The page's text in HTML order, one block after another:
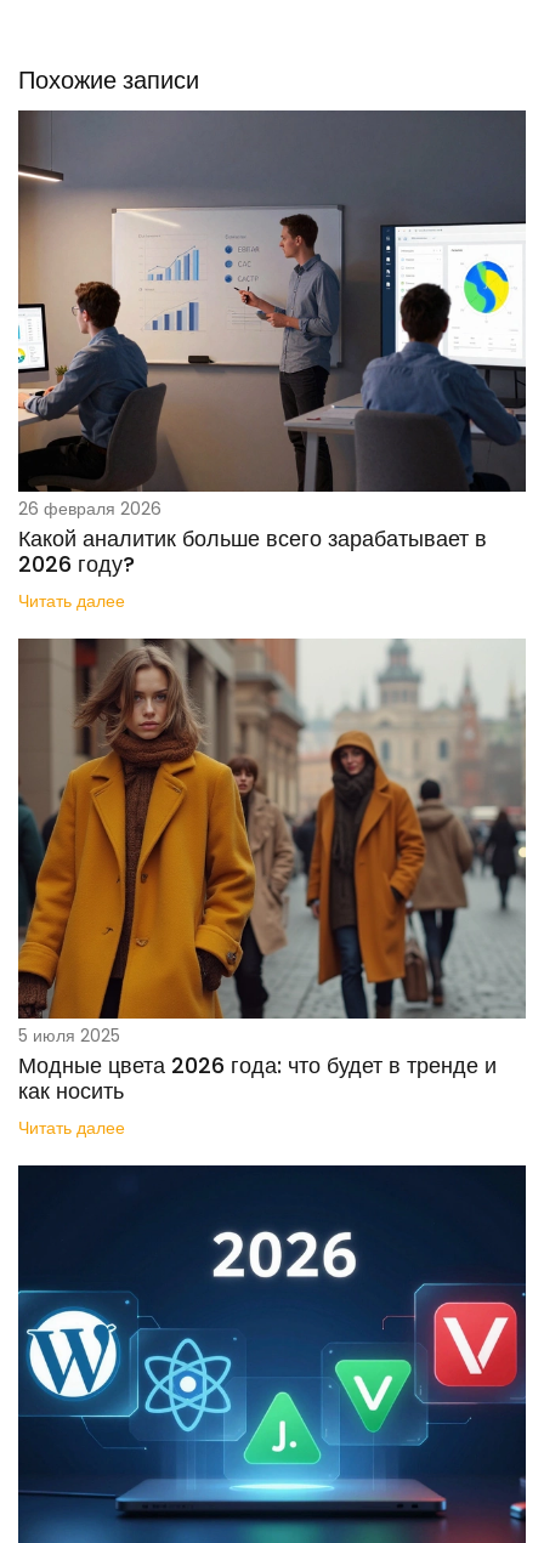
Похожие записи
26 февраля 2026
Какой аналитик больше всего зарабатывает в
2026 году?
Читать далее
5 июля 2025
Модные цвета 2026 года: что будет в тренде и
как носить
Читать далее